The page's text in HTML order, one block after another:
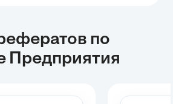
по
Предприятия